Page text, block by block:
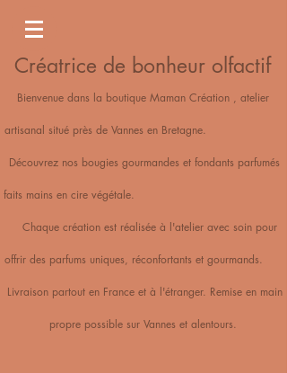
Créatrice de bonheur olfactif
Bienvenue dans la boutique Maman Création , atelier
artisanal situé près de Vannes en Bretagne.
Découvrez nos bougies gourmandes et fondants parfumés
faits mains en cire végétale.
Chaque création est réalisée à l'atelier avec soin pour
offrir des parfums uniques, réconfortants et gourmands.
Livraison partout en France et à l'étranger. Remise en main
propre possible sur Vannes et alentours.